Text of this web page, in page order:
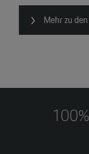
Mehr zu